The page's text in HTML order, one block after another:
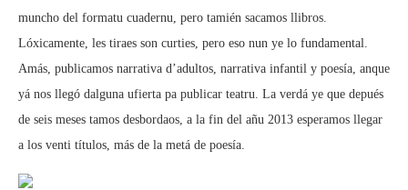
muncho del formatu cuadernu, pero tamién sacamos llibros.
Lóxicamente, les tiraes son curties, pero eso nun ye lo fundamental.
Amás, publicamos narrativa d’adultos, narrativa infantil y poesía, anque
yá nos llegó dalguna ufierta pa publicar teatru. La verdá ye que depués
de seis meses tamos desbordaos, a la fin del añu 2013 esperamos llegar
a los venti títulos, más de la metá de poesía.